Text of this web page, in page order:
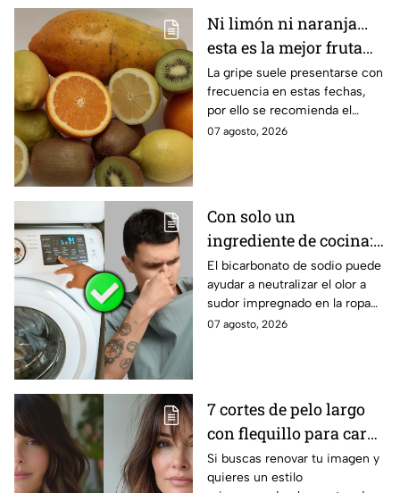
errores que afectan la energía
de un hogar.
Ni limón ni naranja...
esta es la mejor fruta
para evitar la gripe
La gripe suele presentarse con
frecuencia en estas fechas,
por ello se recomienda el
consumo de ciertas frutas.
07 agosto, 2026
Con solo un
ingrediente de cocina:
elimina el olor a sudor
de las camisetas de
deporte
El bicarbonato de sodio puede
ayudar a neutralizar el olor a
sudor impregnado en la ropa
deportiva cuando se utiliza
07 agosto, 2026
7 cortes de pelo largo
con flequillo para cara
redonda que te hace ver
más joven después de
Si buscas renovar tu imagen y
quieres un estilo